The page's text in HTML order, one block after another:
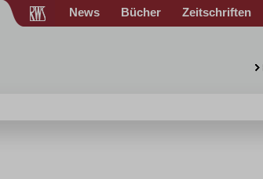
News Bücher Zeitschriften